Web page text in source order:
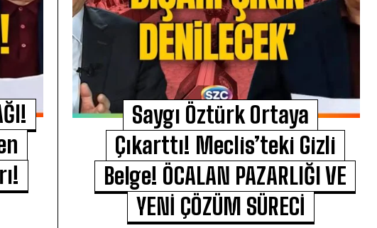
Saygı Öztürk Ortaya
Çıkarttı! Meclis’teki Gizli
Belge! ÖCALAN PAZARLIĞI VE
YENİ ÇÖZÜM SÜRECİ